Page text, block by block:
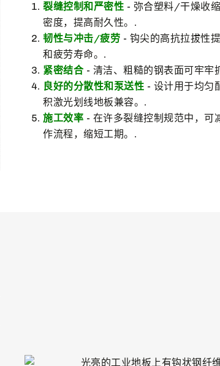
裂缝控制和严密性 - 弥合塑料/干燥收
密度，提高耐久性。.
韧性与冲击/疲劳 - 钩尖的高抗拉拔性
和疲劳寿命。.
紧密结合 - 清洁、粗糙的钢表面可牢牢
良好的分散性和泵送性 - 设计用于均匀
积激光划线地板兼容。.
施工效率 - 在许多裂缝控制规范中，可
作流程，缩短工期。.